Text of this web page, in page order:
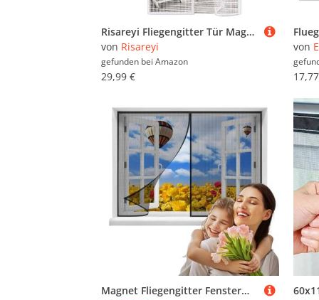
Risareyi Fliegengitter Tür Magnet 120x200cm, Weiß Insektenschutz Balkontür Ohne Bohren, Insektenschutz Fenster Fliegengitter Balkontür Automatisches Schließen für Terrassentür mit Klettband
von Risareyi
gefunden bei Amazon
29,99 €
von
Magnet Fliegengitter Fenster，135x125cmMagnet Insektenschutz Fenster,Moskitonetz，Fliegenvorhang HäNde Frei, für BalkonFenster Wohnzimmer TerrassenFenster Klebemontage Ohne Bohren (Schwarz)